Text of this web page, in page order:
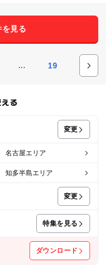
を見る
… 19
る
変更
名古屋エリア
知多半島エリア
変更
特集を見る
ダウンロード